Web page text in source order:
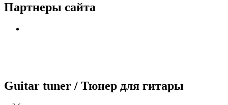
Партнеры сайта
Guitar tuner / Тюнер для гитары